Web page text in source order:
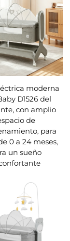
moderna
D1526 del
con amplio
de
para
0 a 24 meses,
un sueño